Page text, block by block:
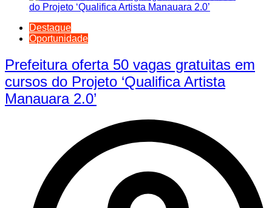
Destaque
Oportunidade
Prefeitura oferta 50 vagas gratuitas em
cursos do Projeto ‘Qualifica Artista
Manauara 2.0’